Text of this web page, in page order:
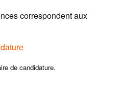
correspondent aux
de candidature.